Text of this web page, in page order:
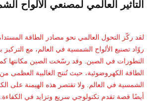
التأثير العالمي لمصنعي الألواح
لقد ركّز التحول العالمي نحو مصادر الطاقة
روّاد تصنيع الألواح الشمسية في العالم، مع
التطورات في الصين. وقد رسّخت الصين مكانتها
الطاقة الكهروضوئية، حيث تُنتج الغالبية العظمى
الشمسية في العالم. ولا تقتصر هذه الهيمنة على
أيضًا قصة تقدم تكنولوجي سريع وتزايد في